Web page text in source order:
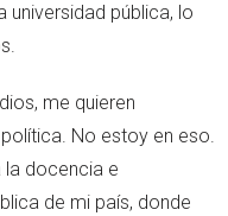
universidad pública, lo
me quieren
No estoy en eso.
la docencia e
de mi país, donde